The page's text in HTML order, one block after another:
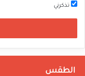
تذكرني
الطقس